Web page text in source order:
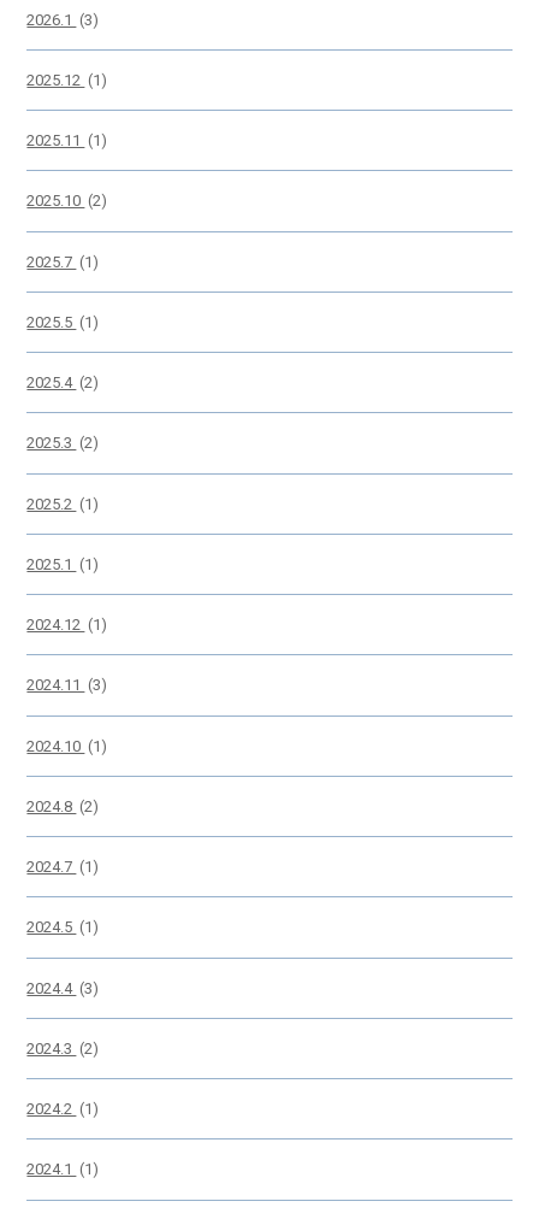
2026.1 (3)
2025.12 (1)
2025.11 (1)
2025.10 (2)
2025.7 (1)
2025.5 (1)
2025.4 (2)
2025.3 (2)
2025.2 (1)
2025.1 (1)
2024.12 (1)
2024.11 (3)
2024.10 (1)
2024.8 (2)
2024.7 (1)
2024.5 (1)
2024.4 (3)
2024.3 (2)
2024.2 (1)
2024.1 (1)